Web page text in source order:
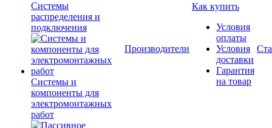
Системы
распределения и
подключения
Системы и
компоненты для
электромонтажных
работ
Производители
Как купить
Условия
оплаты
Условия
доставки
Гарантия
на товар